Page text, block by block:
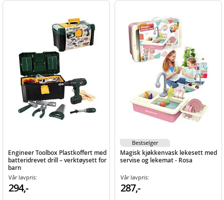
Engineer Toolbox Plastkoffert med
batteridrevet drill – verktøysett for
barn
Vår lavpris:
294,-
Magisk kjøkkenvask lekesett med
servise og lekemat - Rosa
Vår lavpris:
287,-
Bestselger